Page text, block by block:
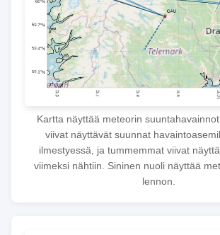
Kartta näyttää meteorin
viivat näyttävät suunnat
ilmestyessä, ja tummemmat viivat
viimeksi nähtiin. Sininen nuoli näyttää
lennon.